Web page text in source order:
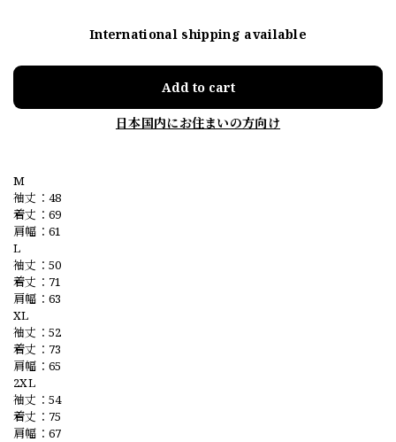
International shipping available
Add to cart
日本国内にお住まいの方向け
M
袖丈：48
着丈：69
肩幅：61
L
袖丈：50
着丈：71
肩幅：63
XL
袖丈：52
着丈：73
肩幅：65
2XL
袖丈：54
着丈：75
肩幅：67